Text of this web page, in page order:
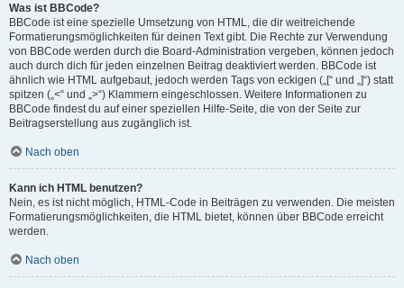
Was ist BBCode?
BBCode ist eine spezielle Umsetzung von HTML, die dir weitreichende
Formatierungsmöglichkeiten für deinen Text gibt. Die Rechte zur Verwendung
von BBCode werden durch die Board-Administration vergeben, können jedoch
auch durch dich für jeden einzelnen Beitrag deaktiviert werden. BBCode ist
ähnlich wie HTML aufgebaut, jedoch werden Tags von eckigen („[“ und „]“) statt
spitzen („<“ und „>“) Klammern eingeschlossen. Weitere Informationen zu
BBCode findest du auf einer speziellen Hilfe-Seite, die von der Seite zur
Beitragserstellung aus zugänglich ist.
Nach oben
Kann ich HTML benutzen?
Nein, es ist nicht möglich, HTML-Code in Beiträgen zu verwenden. Die meisten
Formatierungsmöglichkeiten, die HTML bietet, können über BBCode erreicht
werden.
Nach oben